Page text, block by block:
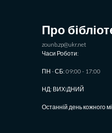
Про
zounb.zp@ukr.net
Часи Роботи:
ПН - СБ: 09:00 - 17:00
НД: ВИХIДНИЙ
Останній день кожного